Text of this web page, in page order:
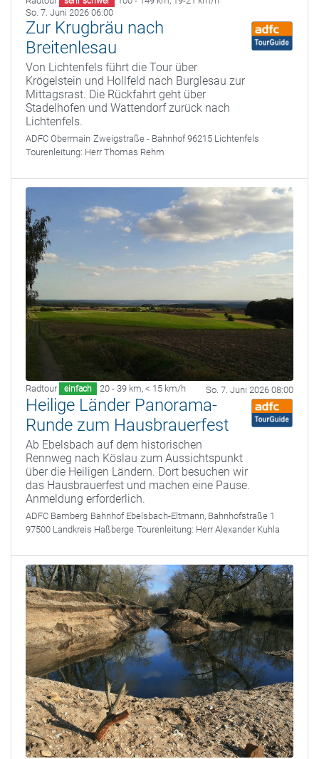
So. 7. Juni 2026 06:00
Zur Krugbräu nach
Breitenlesau
Von Lichtenfels führt die Tour über
Krögelstein und Hollfeld nach Burglesau zur
Mittagsrast. Die Rückfahrt geht über
Stadelhofen und Wattendorf zurück nach
Lichtenfels.
ADFC Obermain Zweigstraße - Bahnhof 96215 Lichtenfels
Tourenleitung: Herr Thomas Rehm
Radtour einfach 20 - 39 km, < 15 km/h So. 7. Juni 2026 08:00
Heilige Länder Panorama-
Runde zum Hausbrauerfest
Ab Ebelsbach auf dem historischen
Rennweg nach Köslau zum Aussichtspunkt
über die Heiligen Ländern. Dort besuchen wir
das Hausbrauerfest und machen eine Pause.
Anmeldung erforderlich.
ADFC Bamberg Bahnhof Ebelsbach-Eltmann, Bahnhofstraße 1
97500 Landkreis Haßberge Tourenleitung: Herr Alexander Kuhla